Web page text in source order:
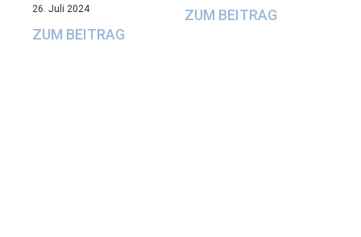
26. Juli 2024
ZUM BEITRAG
ZUM BEITRAG